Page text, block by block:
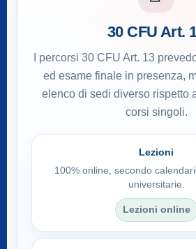
30 CFU Art.
I percorsi 30 CFU Art. 13
ed esame finale in presenza,
elenco di sedi diverso rispetto
corsi singoli.
Lezioni
100% online, secondo
universitarie.
Lezioni online